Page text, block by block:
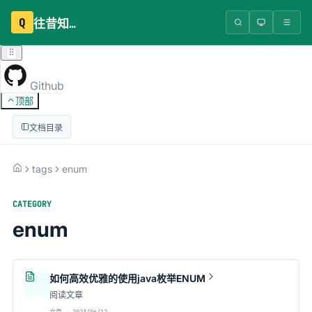
Q 往昔知识库
Github
顶部
文档目录
tags enum
CATEGORY
enum
如何高效优雅的使用java枚举ENUM
阅读文章